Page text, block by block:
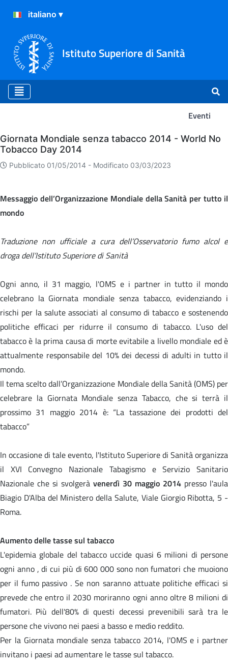
Istituto Superiore di Sanità
Eventi
Eventi
Giornata Mondiale senza tabacco 2014 - World No
Tobacco Day 2014
Pubblicato 01/05/2014 - Modificato 03/03/2023
Messaggio dell’Organizzazione Mondiale della Sanità per tutto il
mondo
Traduzione non ufficiale a cura dell’Osservatorio fumo alcol e
droga dell’Istituto Superiore di Sanità
Ogni anno, il 31 maggio, l'OMS e i partner in tutto il mondo
celebrano la Giornata mondiale senza tabacco, evidenziando i
rischi per la salute associati al consumo di tabacco e sostenendo
politiche efficaci per ridurre il consumo di tabacco. L'uso del
tabacco è la prima causa di morte evitabile a livello mondiale ed è
attualmente responsabile del 10% dei decessi di adulti in tutto il
mondo.
Il tema scelto dall’Organizzazione Mondiale della Sanità (OMS) per
celebrare la Giornata Mondiale senza Tabacco, che si terrà il
prossimo 31 maggio 2014 è: “La tassazione dei prodotti del
tabacco”
In occasione di tale evento, l'Istituto Superiore di Sanità organizza
il XVI Convegno Nazionale Tabagismo e Servizio Sanitario
Nazionale che si svolgerà venerdì 30 maggio 2014 presso l'aula
Biagio D'Alba del Ministero della Salute, Viale Giorgio Ribotta, 5 -
Roma.
Aumento delle tasse sul tabacco
L'epidemia globale del tabacco uccide quasi 6 milioni di persone
ogni anno , di cui più di 600 000 sono non fumatori che muoiono
per il fumo passivo . Se non saranno attuate politiche efficaci si
prevede che entro il 2030 moriranno ogni anno oltre 8 milioni di
fumatori. Più dell'80% di questi decessi prevenibili sarà tra le
persone che vivono nei paesi a basso e medio reddito.
Per la Giornata mondiale senza tabacco 2014, l'OMS e i partner
invitano i paesi ad aumentare le tasse sul tabacco.